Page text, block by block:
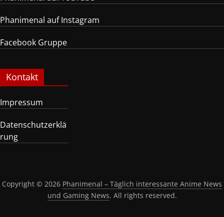
Phanimenal auf Instagram
Facebook Gruppe
Kontakt
Impressum
Datenschutzerklä
rung
Copyright © 2026 Phanimenal – Täglich interessante Anime News
und Gaming News. All rights reserved.